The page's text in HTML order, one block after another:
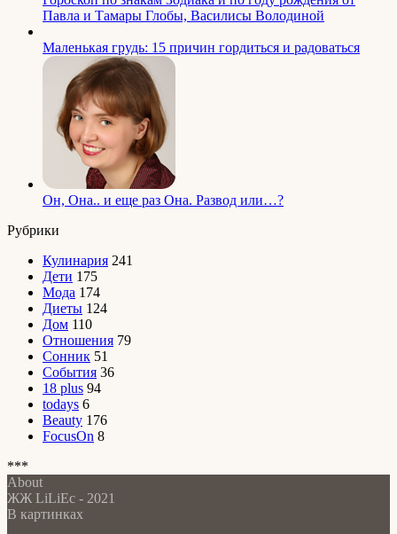
Павла и Тамары Глобы, Василисы Володиной
Маленькая грудь: 15 причин гордиться и радоваться
Он, Она.. и еще раз Она. Развод или…?
Рубрики
Кулинария 241
Дети 175
Мода 174
Диеты 124
Дом 110
Отношения 79
Сонник 51
События 36
18 plus 94
todays 6
Beauty 176
FocusOn 8
***
About
ЖЖ LiLiEc - 2021
В картинках